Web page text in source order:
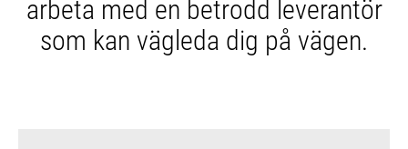
arbeta med en betrodd leverantör
som kan vägleda dig på vägen.